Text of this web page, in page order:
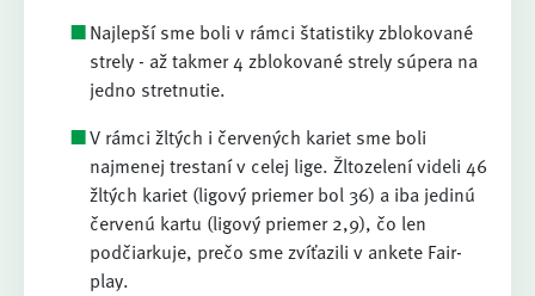
Najlepší sme boli v rámci štatistiky zblokované
strely - až takmer 4 zblokované strely súpera na
jedno stretnutie.
V rámci žltých i červených kariet sme boli
najmenej trestaní v celej lige. Žltozelení videli 46
žltých kariet (ligový priemer bol 36) a iba jedinú
červenú kartu (ligový priemer 2,9), čo len
podčiarkuje, prečo sme zvíťazili v ankete Fair-
play.